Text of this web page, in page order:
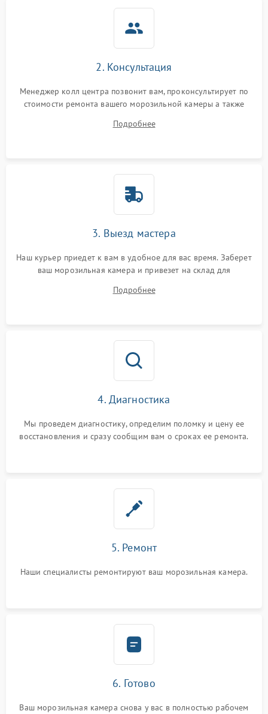
2. Консультация
Менеджер колл центра позвонит вам, проконсультирует по
стоимости ремонта вашего морозильной камеры а также
Подробнее
3. Выезд мастера
Наш курьер приедет к вам в удобное для вас время. Заберет
ваш морозильная камера и привезет на склад для
Подробнее
4. Диагностика
Мы проведем диагностику, определим поломку и цену ее
восстановления и сразу сообщим вам о сроках ее ремонта.
5. Ремонт
Наши специалисты ремонтируют ваш морозильная камера.
6. Готово
Ваш морозильная камера снова у вас в полностью рабочем